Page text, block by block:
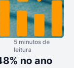
5 minutos de
leitura
no ano